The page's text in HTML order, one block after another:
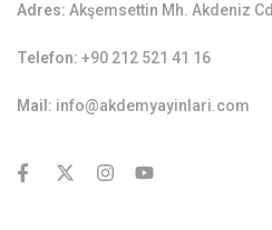
Adres: Akşemsettin Mh. Akdeniz
Telefon: +90 212 521 41 16
Mail: info@akdemyayinlari.com